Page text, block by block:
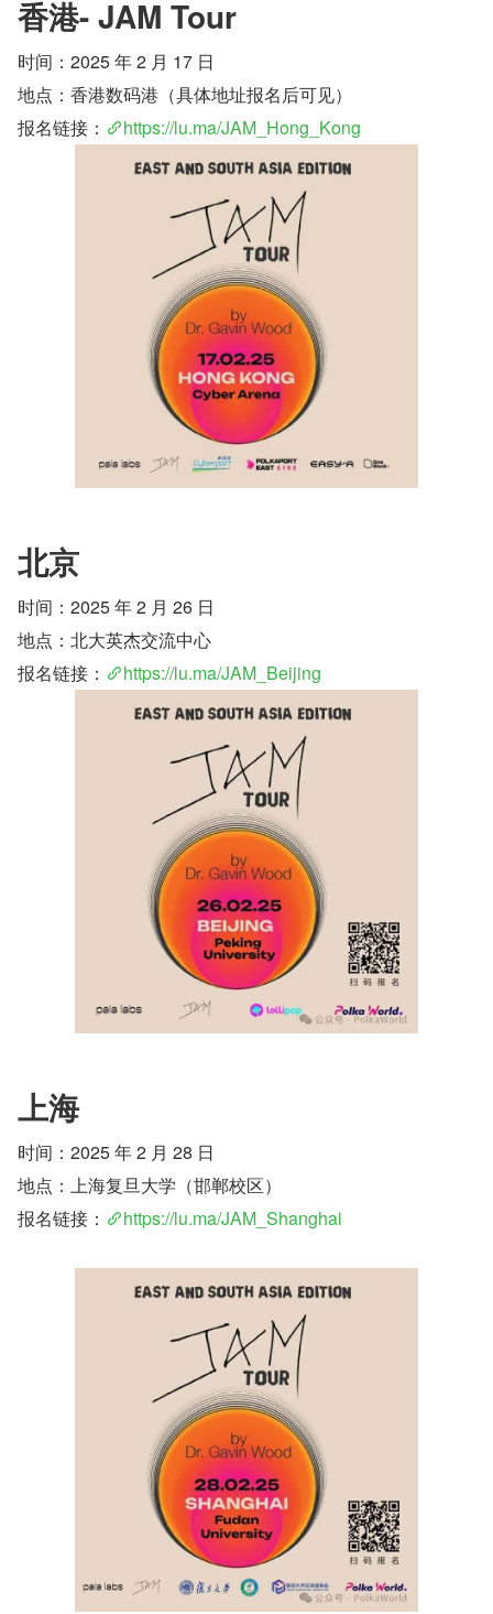
香港- JAM Tour
时间：2025 年 2 月 17 日
地点：香港数码港（具体地址报名后可见）
报名链接：
https://lu.ma/JAM_Hong_Kong
北京
时间：2025 年 2 月 26 日
地点：北大英杰交流中心
报名链接：
https://lu.ma/JAM_Beijing
上海
时间：2025 年 2 月 28 日
地点：上海复旦大学（邯郸校区）
报名链接：
https://lu.ma/JAM_Shanghai